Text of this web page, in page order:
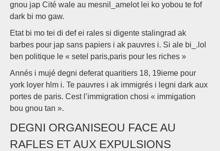
gnou jap Cité wale au mesnil_amelot lei ko yobou te fof
dark bi mo gaw.
Etat bi mo tei di def ei rales si digente stalingrad ak
barbes pour jap sans papiers i ak pauvres i. Si ale bi_.lol
ben politique le « setel paris,paris pour les riches »
Annés i mujé degni deferat quaritiers 18, 19ieme pour
york loyer hlm i. Te pauvres i ak immigrés i legni dark aux
portes de paris. Cest l’immigration chosi « immigation
bou gnou tan ».
DEGNI ORGANISEOU FACE AU
RAFLES ET AUX EXPULSIONS